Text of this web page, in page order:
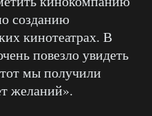
созданию
кинотеатрах. В
повезло увидеть
мы получили
желаний».